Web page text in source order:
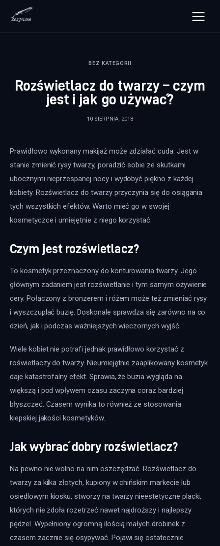
rozpisane.pl
Zdrowie
Więcej
BEZ KATEGORII
Rozświetlacz do twarzy – czym
jest i jak go używać?
10 SIERPNIA, 2018
Prawidłowo wykonany makijaż może zdziałać cuda. Jest w
stanie zmienić rysy twarzy, poradzić sobie ze skutkami
ubocznymi nieprzespanej nocy i wydobyć piękno z każdej
kobiety. Rozświetlacz do twarzy przyczynia się do osiągania
tych wszystkich efektów. Warto mieć go w swojej
kosmetyczce i umiejętnie z niego korzystać.
Czym jest rozświetlacz?
To kosmetyk przeznaczony do konturowania twarzy. Jego
głównym zadaniem jest rozświetlanie i tym samym ożywienie
cery. Połączony z bronzerem i różem może też zmieniać rysy
i wyszczuplać buzię. Doskonale sprawdza się zarówno na co
dzień, jak i podczas ważniejszych wieczornych wyjść.
Wiele kobiet nie potrafi jednak prawidłowo korzystać z
roświetlaczy do twarzy. Nieumiejętnie zaaplikowany kosmetyk
daje katastrofalny efekt. Sprawia, że buzia wygląda na
większą i pod wpływem czasu zaczyna coraz bardziej
błyszczeć. Czasem wynika to również ze stosowania
kiepskiej jakości kosmetyków.
Jak wybrać dobry rozświetlacz?
Na pewno nie wolno na nim oszczędzać. Rozświetlacz do
twarzy za kilka złotych, kupiony w chińskim markecie lub
osiedlowym kiosku, stworzy na twarzy nieestetyczne placki,
których nie zdoła rozetrzeć nawet najdroższy i najlepszy
pędzel. Wypełniony ogromną ilością małych drobinek z
czasem zacznie się osypywać. Pojawi się ostatecznie